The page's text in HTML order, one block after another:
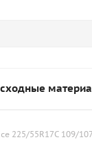
225/55R17C 109/